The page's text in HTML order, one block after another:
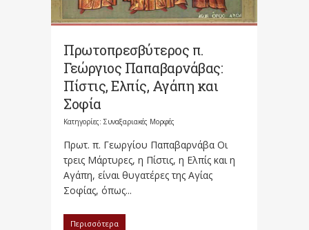
Πρωτοπρεσβύτερος π.
Γεώργιος Παπαβαρνάβας:
Πίστις, Ελπίς, Αγάπη και
Σοφία
Κατηγορίες: Συναξαριακές Μορφές
Πρωτ. π. Γεωργίου Παπαβαρνάβα Οι
τρεις Μάρτυρες, η Πίστις, η Ελπίς και η
Αγάπη, είναι θυγατέρες της Αγίας
Σοφίας, όπως...
Περισσότερα